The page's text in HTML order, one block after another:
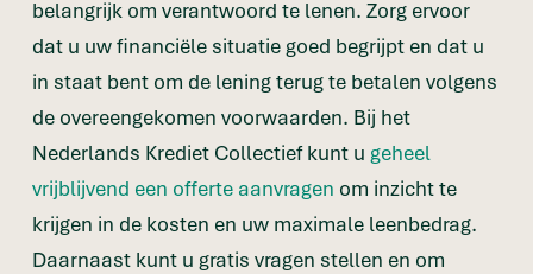
belangrijk om verantwoord te lenen. Zorg ervoor
dat u uw financiële situatie goed begrijpt en dat u
in staat bent om de lening terug te betalen volgens
de overeengekomen voorwaarden. Bij het
Nederlands Krediet Collectief kunt u geheel
vrijblijvend een offerte aanvragen om inzicht te
krijgen in de kosten en uw maximale leenbedrag.
Daarnaast kunt u gratis vragen stellen en om